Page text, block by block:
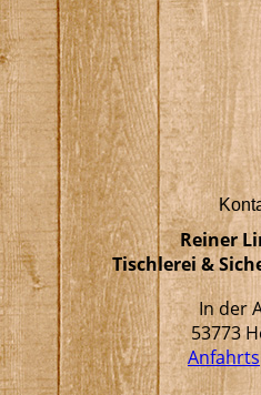
zertifikat
Reiner
Tischlerei &
In der
53773